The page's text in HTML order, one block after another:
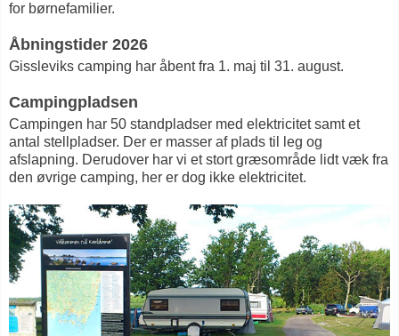
for børnefamilier.
Åbningstider 2026
Gissleviks camping har åbent fra 1. maj til 31. august.
Campingpladsen
Campingen har 50 standpladser med elektricitet samt et
antal stellpladser. Der er masser af plads til leg og
afslapning. Derudover har vi et stort græsområde lidt væk fra
den øvrige camping, her er dog ikke elektricitet.